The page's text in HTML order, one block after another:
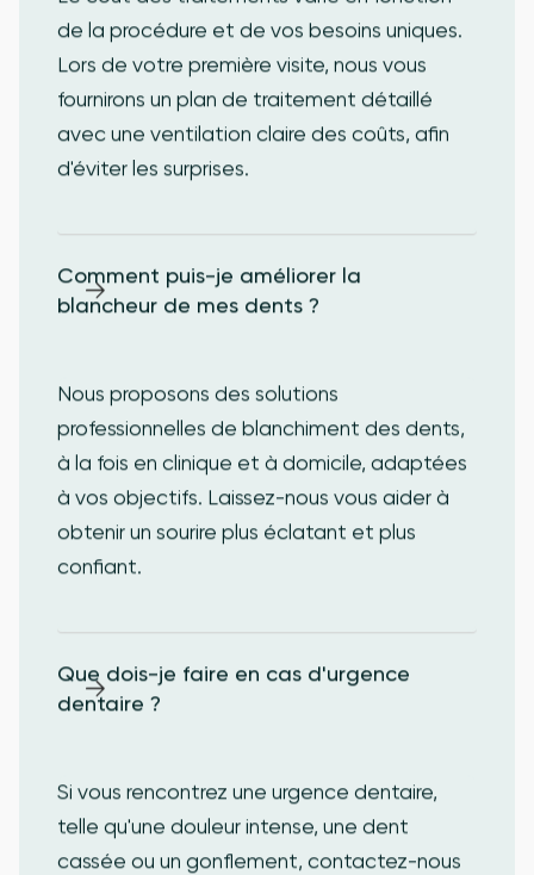
de la procédure et de vos besoins uniques.
Lors de votre première visite, nous vous
fournirons un plan de traitement détaillé
avec une ventilation claire des coûts, afin
d'éviter les surprises.
Comment puis-je améliorer la
blancheur de mes dents ?
Nous proposons des solutions
professionnelles de blanchiment des dents,
à la fois en clinique et à domicile, adaptées
à vos objectifs. Laissez-nous vous aider à
obtenir un sourire plus éclatant et plus
confiant.
Que dois-je faire en cas d'urgence
dentaire ?
Si vous rencontrez une urgence dentaire,
telle qu'une douleur intense, une dent
cassée ou un gonflement, contactez-nous